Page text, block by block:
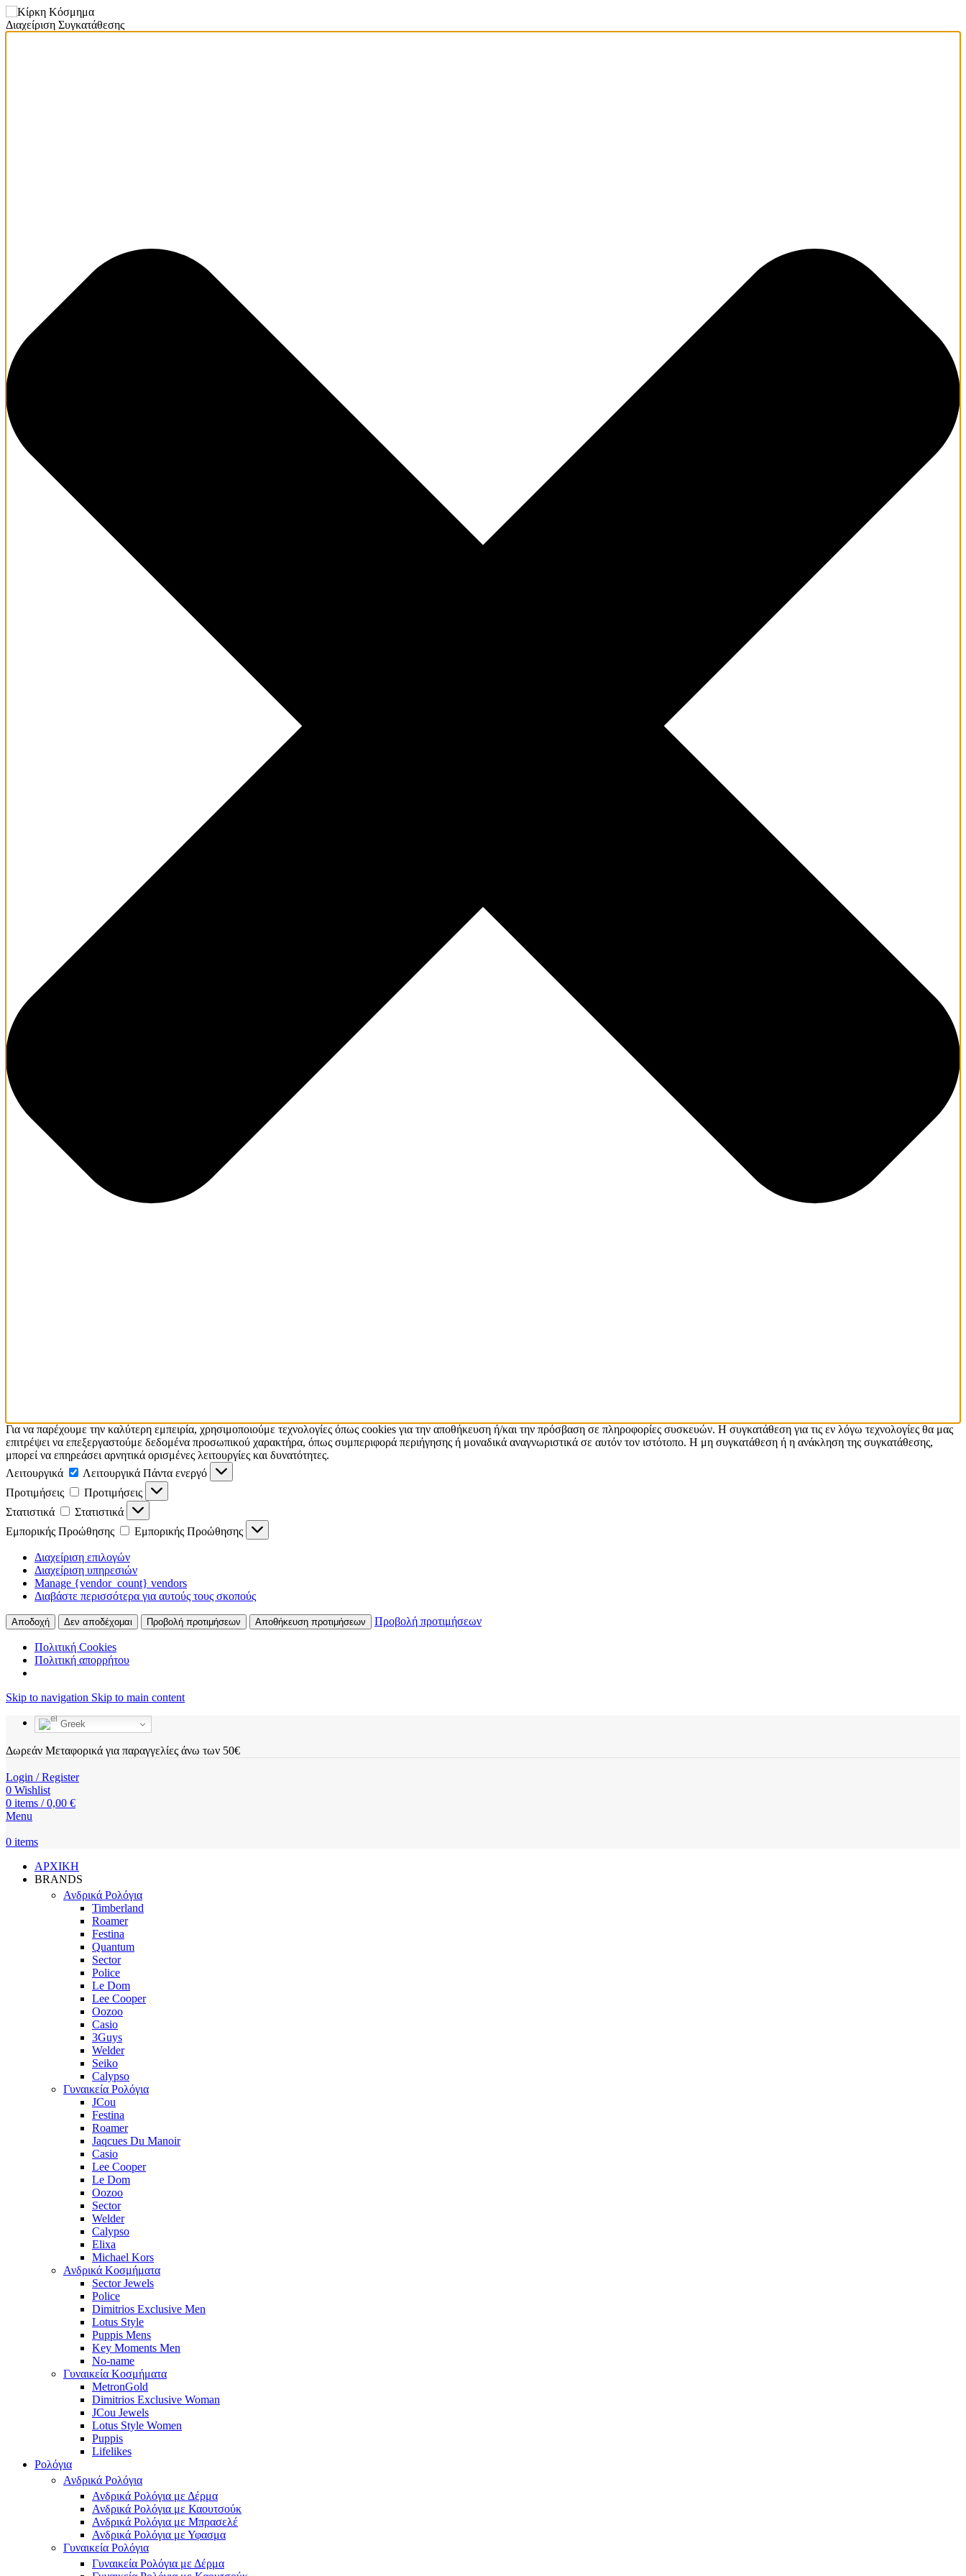
Διαχείριση Συγκατάθεσης
Για να παρέχουμε την καλύτερη εμπειρία, χρησιμοποιούμε τεχνολογίες όπως cookies για την αποθήκευση ή/και την πρόσβαση σε πληροφορίες συσκευών. Η συγκατάθεση για τις εν λόγω τεχνολογίες θα μας
επιτρέψει να επεξεργαστούμε δεδομένα προσωπικού χαρακτήρα, όπως συμπεριφορά περιήγησης ή μοναδικά αναγνωριστικά σε αυτόν τον ιστότοπο. Η μη συγκατάθεση ή η ανάκληση της συγκατάθεσης,
μπορεί να επηρεάσει αρνητικά ορισμένες λειτουργίες και δυνατότητες.
Λειτουργικά
Λειτουργικά Πάντα ενεργό
Προτιμήσεις
Προτιμήσεις
Στατιστικά
Στατιστικά
Εμπορικής Προώθησης
Εμπορικής Προώθησης
Διαχείριση επιλογών
Διαχείριση υπηρεσιών
Manage {vendor_count} vendors
Διαβάστε περισσότερα για αυτούς τους σκοπούς
Αποδοχή Δεν αποδέχομαι Προβολή προτιμήσεων Αποθήκευση προτιμήσεων Προβολή προτιμήσεων
Πολιτική Cookies
Πολιτική απορρήτου
Skip to navigation Skip to main content
Greek
Δωρεάν Μεταφορικά για παραγγελίες άνω των 50€
Login / Register
0 Wishlist
0 items / 0,00 €
Menu
0 items
ΑΡΧΙΚΗ
BRANDS
Ανδρικά Ρολόγια
Timberland
Roamer
Festina
Quantum
Sector
Police
Le Dom
Lee Cooper
Oozoo
Casio
3Guys
Welder
Seiko
Calypso
Γυναικεία Ρολόγια
JCou
Festina
Roamer
Jaqcues Du Manoir
Casio
Lee Cooper
Le Dom
Oozoo
Sector
Welder
Calypso
Elixa
Michael Kors
Ανδρικά Κοσμήματα
Sector Jewels
Police
Dimitrios Exclusive Men
Lotus Style
Puppis Mens
Key Moments Men
No-name
Γυναικεία Κοσμήματα
MetronGold
Dimitrios Exclusive Woman
JCou Jewels
Lotus Style Women
Puppis
Lifelikes
Ρολόγια
Ανδρικά Ρολόγια
Ανδρικά Ρολόγια με Δέρμα
Ανδρικά Ρολόγια με Καουτσούκ
Ανδρικά Ρολόγια με Μπρασελέ
Ανδρικά Ρολόγια με Υφασμα
Γυναικεία Ρολόγια
Γυναικεία Ρολόγια με Δέρμα